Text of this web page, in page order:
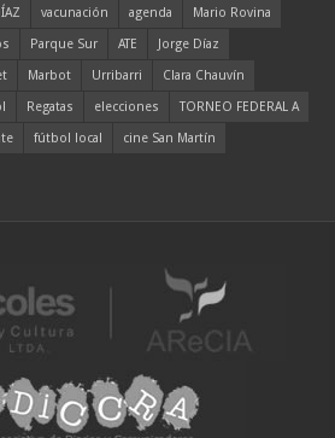
vacunación agenda
Mario Rovina
Parque Sur ATE
Jorge Díaz
Marbot Urribarri
Clara Chauvín
Regatas elecciones
TORNEO FEDERAL A
fútbol local cine San Martín